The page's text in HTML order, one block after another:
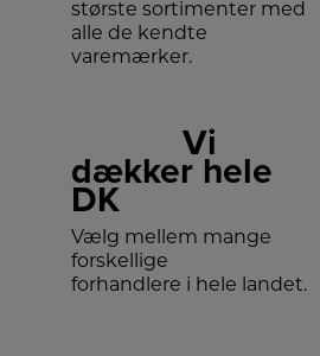
største sortimenter med
alle de kendte
varemærker.
Vi
dækker hele
DK
Vælg mellem mange
forskellige
forhandlere i hele landet.